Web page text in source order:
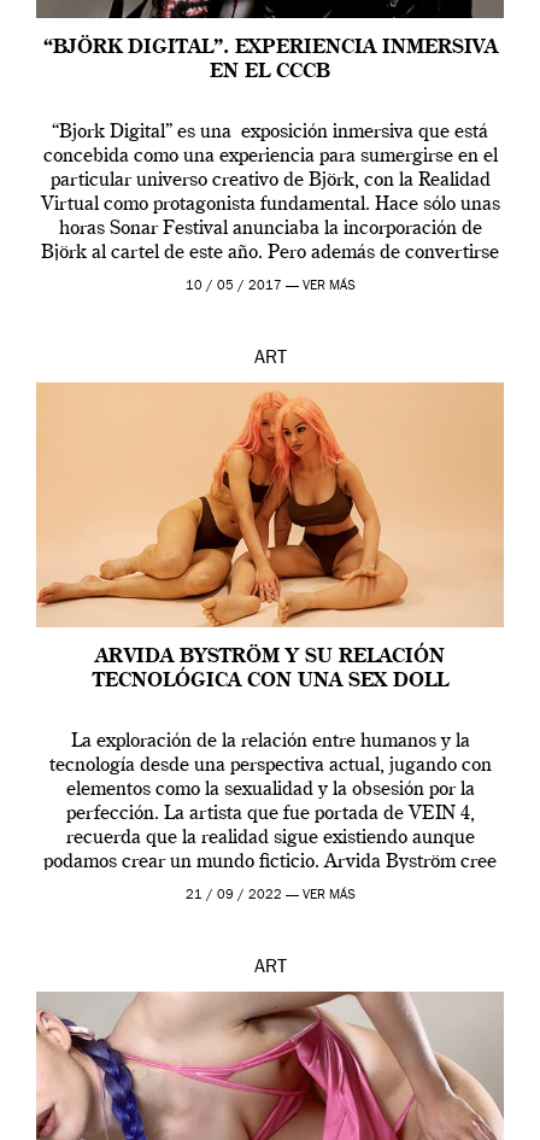
“BJÖRK DIGITAL”. EXPERIENCIA INMERSIVA
EN EL CCCB
“Bjork Digital” es una exposición inmersiva que está
concebida como una experiencia para sumergirse en el
particular universo creativo de Björk, con la Realidad
Virtual como protagonista fundamental. Hace sólo unas
horas Sonar Festival anunciaba la incorporación de
Björk al cartel de este año. Pero además de convertirse
en una de las actuaciones más relevantes […]
10 / 05 / 2017 — VER MÁS
ART
ARVIDA BYSTRÖM Y SU RELACIÓN
TECNOLÓGICA CON UNA SEX DOLL
La exploración de la relación entre humanos y la
tecnología desde una perspectiva actual, jugando con
elementos como la sexualidad y la obsesión por la
perfección. La artista que fue portada de VEIN 4,
recuerda que la realidad sigue existiendo aunque
podamos crear un mundo ficticio. Arvida Byström cree
que los humanos tienen un complejo […]
21 / 09 / 2022 — VER MÁS
ART